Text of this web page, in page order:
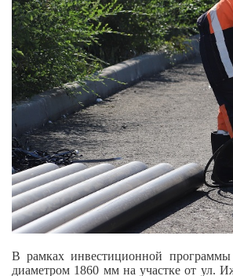
В рамках инвестиционной программы
диаметром 1860 мм на участке от ул.